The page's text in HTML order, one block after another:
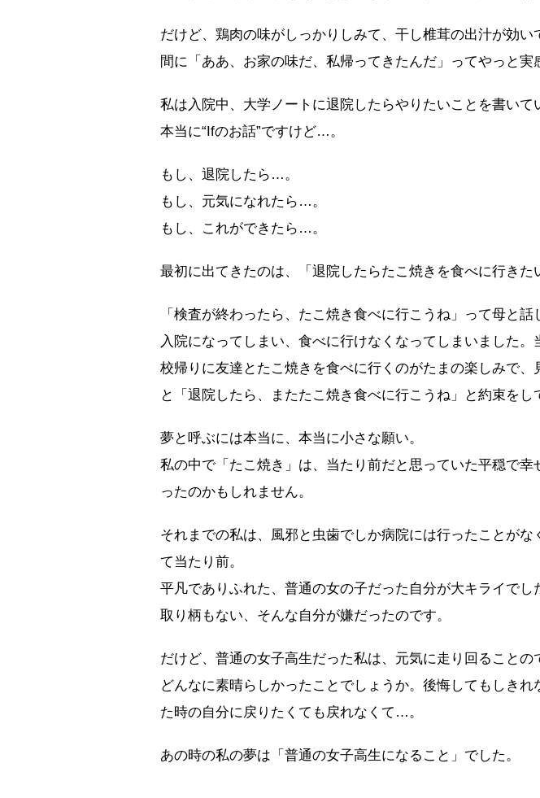
だけど、鶏肉の味がしっかりしみて、干し椎茸の出汁が効い
間に「ああ、お家の味だ、私帰ってきたんだ」ってやっと実
私は入院中、大学ノートに退院したらやりたいことを書いて
本当に“Ifのお話”ですけど…。
もし、退院したら…。
もし、元気になれたら…。
もし、これができたら…。
最初に出てきたのは、「退院したらたこ焼きを食べに行きた
「検査が終わったら、たこ焼き食べに行こうね」って母と話
入院になってしまい、食べに行けなくなってしまいました。
校帰りに友達とたこ焼きを食べに行くのがたまの楽しみで、
と「退院したら、またたこ焼き食べに行こうね」と約束をし
夢と呼ぶには本当に、本当に小さな願い。
私の中で「たこ焼き」は、当たり前だと思っていた平穏で幸
ったのかもしれません。
それまでの私は、風邪と虫歯でしか病院には行ったことがな
て当たり前。
平凡でありふれた、普通の女の子だった自分が大キライでし
取り柄もない、そんな自分が嫌だったのです。
だけど、普通の女子高生だった私は、元気に走り回ることの
どんなに素晴らしかったことでしょうか。後悔してもしきれ
た時の自分に戻りたくても戻れなくて…。
あの時の私の夢は「普通の女子高生になること」でした。